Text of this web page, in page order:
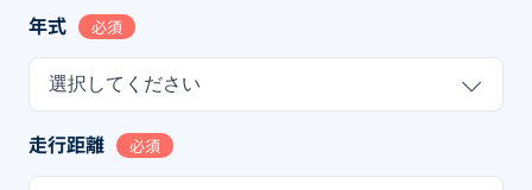
年式 必須
選択してください
走行距離 必須